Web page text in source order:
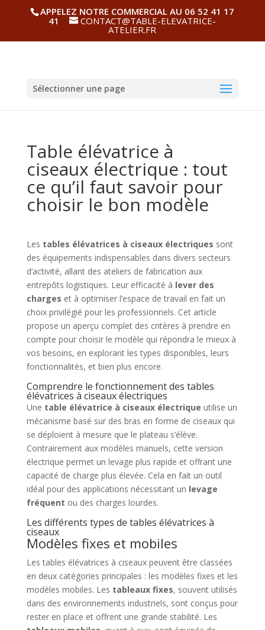
APPELEZ NOTRE COMMERCIAL AU 06 52 41 17
41
CONTACT@TABLE-ELEVATRICE-
ATELIER.FR
Sélectionner une page
Table élévatrice à
ciseaux électrique : tout
ce qu’il faut savoir pour
choisir le bon modèle
Les tables élévatrices à ciseaux électriques sont
des équipements indispensables dans divers secteurs
d’activité, allant des ateliers de fabrication aux
entrepôts logistiques. Leur efficacité à lever des
charges et à optimiser l’espace de travail en fait un
choix privilégié pour les professionnels. Cet article
propose un aperçu complet des critères à prendre en
compte pour choisir le modèle qui répondra le mieux à
vos besoins, en explorant les types disponibles, leurs
fonctionnalités, et bien plus encore.
Comprendre le fonctionnement des tables
élévatrices à ciseaux électriques
Une table élévatrice à ciseaux électrique utilise un
mécanisme basé sur des bras en forme de ciseaux qui
se déploient à mesure que le plateau s’élève.
Contrairement aux modèles manuels, cette version
électrique permet un levage plus rapide et offrant une
capacité de charge plus élevée. Cela en fait un outil
idéal pour des applications nécessitant un levage
fréquent ou des charges lourdes.
Les différents types de tables élévatrices à
ciseaux
Modèles fixes et mobiles
Les tables élévatrices à ciseaux peuvent être classées
en deux catégories principales : les modèles fixes et les
modèles mobiles. Les tableaux fixes, souvent utilisés
dans des environnements industriels, sont conçus pour
rester en place et offrent une grande stabilité. Les